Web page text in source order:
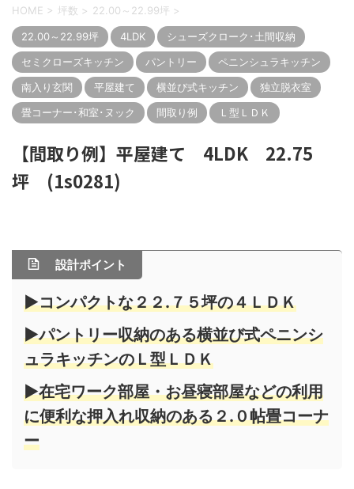
HOME > 坪数 > 22.00～22.99坪 >
22.00～22.99坪 4LDK
シューズクローク･土間収納
セミクローズキッチン
パントリー
ペニンシュラキッチン
南入り玄関
平屋建て 横並び式キッチン
独立脱衣室
畳コーナー･和室･ヌック
間取り例 Ｌ型ＬＤＫ
【間取り例】平屋建て 4LDK 22.75
坪 (1s0281)
設計ポイント
▶コンパクトな２２.７５坪の４ＬＤＫ
▶パントリー収納のある横並び式ペニンシ
ュラキッチンのＬ型ＬＤＫ
▶在宅ワーク部屋・お昼寝部屋などの利用
に便利な押入れ収納のある２.０帖畳コーナ
ー